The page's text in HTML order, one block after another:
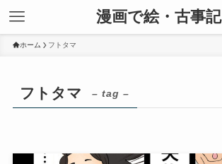
漫画で絵・古事記
ホーム フトタマ
フトタマ – tag –